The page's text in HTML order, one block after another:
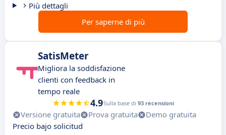
Più dettagli
Per saperne di più
SatisMeter
Migliora la soddisfazione
clienti con feedback in
tempo reale
4.9Sulla base di 93 recensioni
Versione gratuita Prova gratuita
Demo gratuita
Precio bajo solicitud